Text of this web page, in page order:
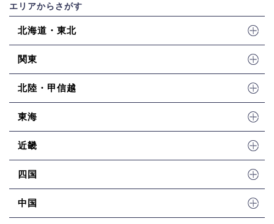
エリアからさがす
北海道・東北
関東
北陸・甲信越
東海
近畿
四国
中国